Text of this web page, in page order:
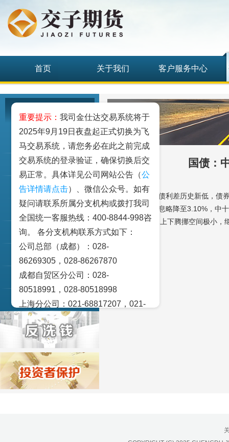
首页 关于我们 客户服务中心
工业品
农业品
金融期货和衍生品
交易策论
产业研究
实盘点睛
宏观金融数据图解
国债：
国债：中美10年债利差历史新低，债
美10年期现券利息略降至3.10%，中
小导致期债T812上下腾挪空间极小，
策略 无持仓
倍特期货 蒋宇莺
重要提示： 我司金仕达交易系统将于
2025年9月19日夜盘起正式切换为飞
马交易系统，请您务必在此之前完成
交易系统的登录验证，确保切换后交
易正常。具体详见公司网站公告（公
告详情请点击）、微信公众号。如有
疑问请联系所属分支机构或拨打我司
全国统一客服热线：400-8844-998咨
询。 各分支机构联系方式如下：
公司总部（成都）：028-
86269305，028-86267870
成都自贸区分公司：028-
80518991，028-80518998
上海分公司：021-68817207，021-
68817209
北京营业部：010-65005128
广州营业部：020-28129909，020-
28129902
青岛营业部：0532-83101951、
0532-83101962